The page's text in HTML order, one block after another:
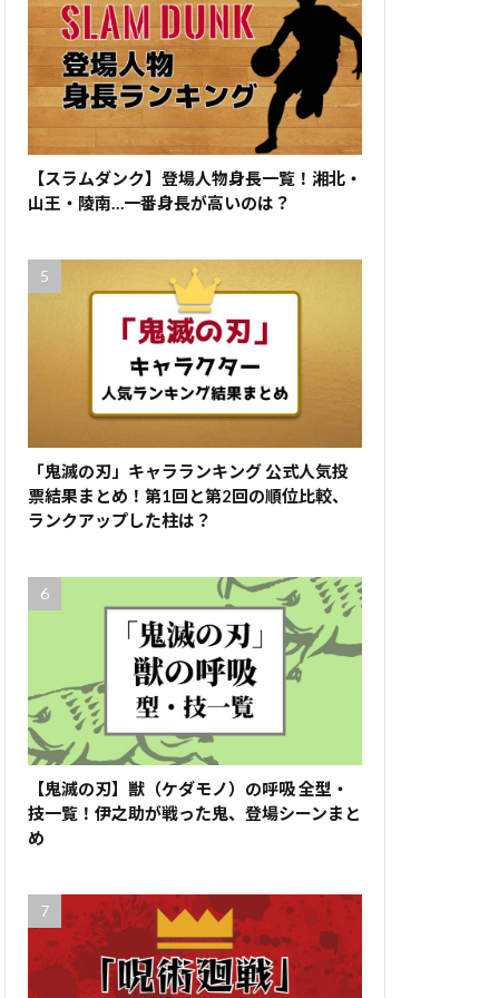
【スラムダンク】登場人物身長一覧！湘北・
山王・陵南…一番身長が高いのは？
「鬼滅の刃」キャラランキング 公式人気投
票結果まとめ！第1回と第2回の順位比較、
ランクアップした柱は？
【鬼滅の刃】獣（ケダモノ）の呼吸 全型・
技一覧！伊之助が戦った鬼、登場シーンまと
め